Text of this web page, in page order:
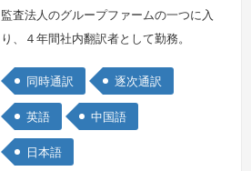
監査法人のグループファームの一つに入
り、４年間社内翻訳者として勤務。
サービス会社の翻訳と通訳を担当。
ACG関連の仕事なら気軽く話しかけて
ください。4年会计师事务翻译经验，1
年临床试验相关翻译经验，擅长金融、医
同時通訳 逐次通訳
英語 中国語
日本語